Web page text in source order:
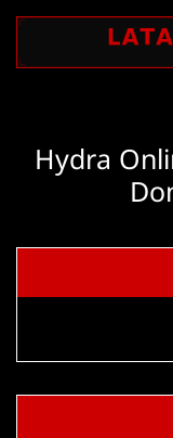
Hydra